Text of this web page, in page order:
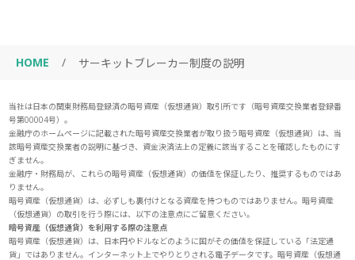
HOME / サーキットブレーカー制度の説明
当社は日本の関東財務局登録済の暗号資産（仮想通貨）取引所です（暗号資産交換業者登録番
号第00004号）。
金融庁のホームページに記載された暗号資産交換業者が取り扱う暗号資産（仮想通貨）は、当
該暗号資産交換業者の説明に基づき、資金決済法上の定義に該当することを確認したものにす
ぎません。
金融庁・財務局が、これらの暗号資産（仮想通貨）の価値を保証したり、推奨するものではあ
りません。
暗号資産（仮想通貨）は、必ずしも裏付けとなる資産を持つものではありません。暗号資産
（仮想通貨）の取引を行う際には、以下の注意点にご留意ください。
暗号資産（仮想通貨）を利用する際の注意点
暗号資産（仮想通貨）は、日本円やドルなどのように国がその価値を保証している「法定通
貨」ではありません。インターネット上でやりとりされる電子データです。暗号資産（仮想通